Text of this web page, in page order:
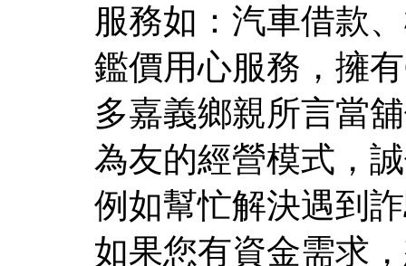
服務如：汽車借款
鑑價用心服務，擁
多嘉義鄉親所言當
為友的經營模式，
例如幫忙解決遇到
如果您有資金需求